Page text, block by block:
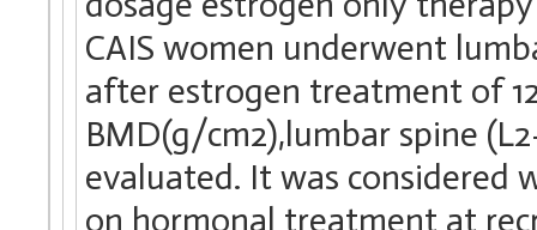
CAIS women underwent
after estrogen treatment of
BMD(g/cm2),lumbar spine
evaluated. It was considered
on hormonal treatment at